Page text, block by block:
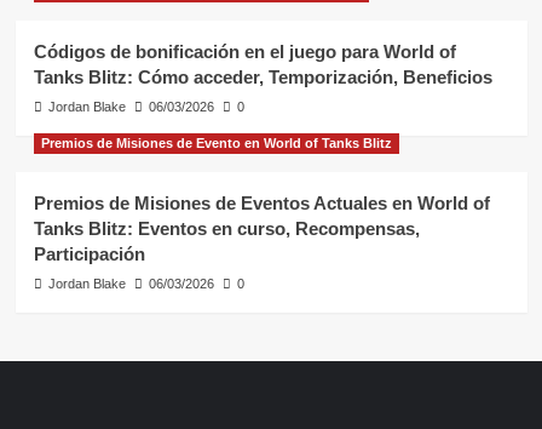
Códigos de bonificación en el juego para World of
Tanks Blitz: Cómo acceder, Temporización, Beneficios
Jordan Blake 06/03/2026 0
Premios de Misiones de Evento en World of Tanks Blitz
Premios de Misiones de Eventos Actuales en World of
Tanks Blitz: Eventos en curso, Recompensas,
Participación
Jordan Blake 06/03/2026 0